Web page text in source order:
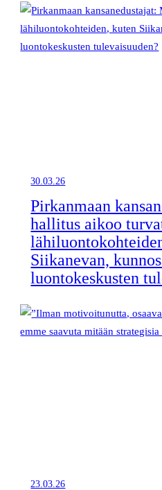
30.03.26
Pirkanmaan
hallitus aikoo
Siikanevan,
luontokeskusten
23.03.26